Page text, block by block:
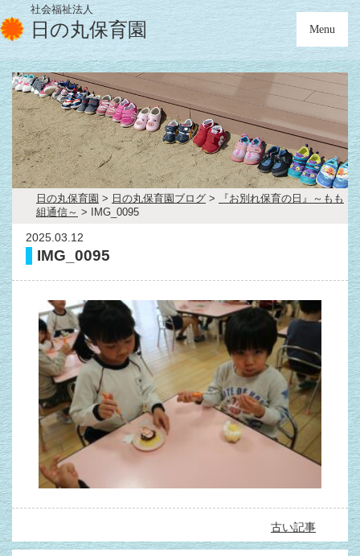
社会福祉法人
日の丸保育園 Menu
日の丸保育園 > 日の丸保育園ブログ >
『お別れ保育の日』～もも
組通信～ > IMG_0095
2025.03.12
IMG_0095
古い記事